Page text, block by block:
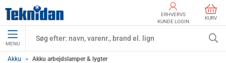
ERHVERVS
KUNDE LOGIN
KURV
MENU
Akku Akku arbejdslamper & lygter